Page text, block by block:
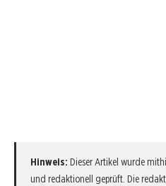
Hinweis: Dieser Artikel wurde
und redaktionell geprüft. Die